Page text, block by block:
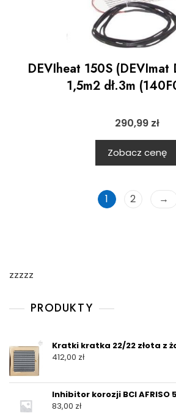
DEVIheat 150S (DEVImat
1,5m2 dł.3m
290,99 zł
Zobacz cenę
1 2 →
zzzzz
PRODUKTY
Kratki kratka 22/22 złota z
412,00 zł
Inhibitor korozji BCI AFRISO
83,00 zł